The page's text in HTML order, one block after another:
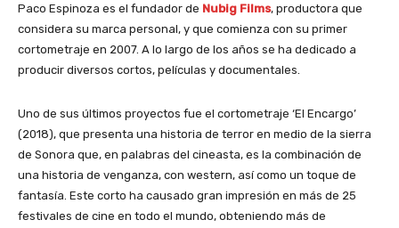
Paco Espinoza es el fundador de Nubig Films, productora que
considera su marca personal, y que comienza con su primer
cortometraje en 2007. A lo largo de los años se ha dedicado a
producir diversos cortos, películas y documentales.
Uno de sus últimos proyectos fue el cortometraje ‘El Encargo’
(2018), que presenta una historia de terror en medio de la sierra
de Sonora que, en palabras del cineasta, es la combinación de
una historia de venganza, con western, así como un toque de
fantasía. Este corto ha causado gran impresión en más de 25
festivales de cine en todo el mundo, obteniendo más de